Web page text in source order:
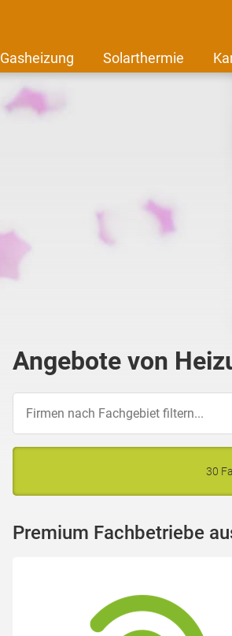
Gasheizung Solarthermie
Angebote von
30
Premium Fachbetriebe